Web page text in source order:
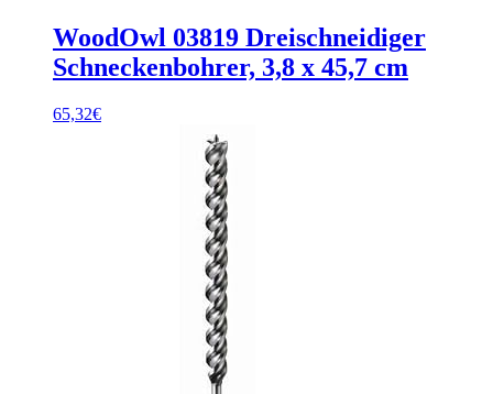
WoodOwl 03819 Dreischneidiger
Schneckenbohrer, 3,8 x 45,7 cm
65,32€